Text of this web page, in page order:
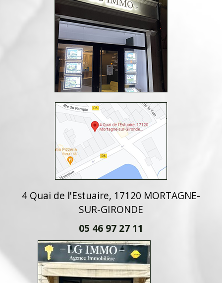
4 Quai de l'Estuaire, 17120 MORTAGNE-
SUR-GIRONDE
05 46 97 27 11